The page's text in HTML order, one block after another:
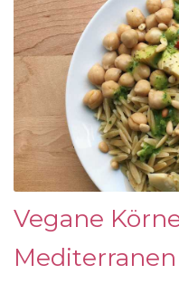
Vegane